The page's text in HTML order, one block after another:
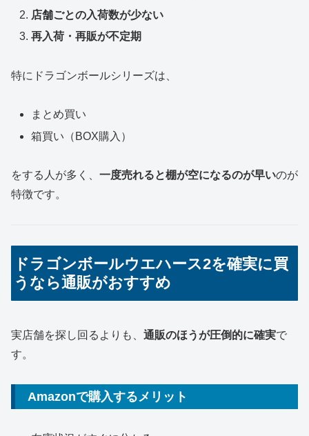
店舗ごとの入荷数が少ない
再入荷・再販が不定期
特にドラゴンボールシリーズは、
まとめ買い
箱買い（BOX購入）
をする人が多く、 一度売れると棚が空になるのが早いのが
特徴です。
ドラゴンボールウエハース2を確実に買
うなら通販がおすすめ
実店舗を探し回るよりも、 通販のほうが圧倒的に確実で
す。
Amazonで購入するメリット